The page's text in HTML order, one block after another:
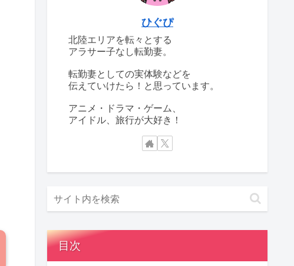
ひぐぴ
北陸エリアを転々とする
アラサー子なし転勤妻。
転勤妻としての実体験などを
伝えていけたら！と思っています。
アニメ・ドラマ・ゲーム、
アイドル、旅行が大好き！
目次